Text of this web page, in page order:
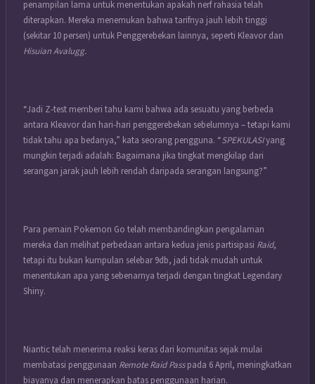
penampilan lama untuk menentukan apakah nerf rahasia telah
diterapkan. Mereka menemukan bahwa tarifnya jauh lebih tinggi
(sekitar 10 persen) untuk Penggerebekan lainnya, seperti Kleavor dan
Hisuian Avalugg.
“Jadi Z-test memberi tahu kami bahwa ada sesuatu yang berbeda
antara Kleavor dan hari-hari penggerebekan sebelumnya – tetapi kami
tidak tahu apa bedanya,” kata seorang pengguna. “SPEKULASIyang
mungkin terjadi adalah: Bagaimana jika tingkat mengkilap dari
serangan jarak jauh lebih rendah daripada serangan langsung?”
Para pemain Pokemon Go telah membandingkan pengalaman
mereka dan melihat perbedaan antara kedua jenis partisipasi Raid,
tetapi itu bukan kumpulan selebar 9db, jadi tidak mudah untuk
menentukan apa yang sebenarnya terjadi dengan tingkat Legendary
Shiny.
Niantic telah menerima reaksi keras dari komunitas sejak mulai
membatasi penggunaan Remote Raid Passpada 6 April, meningkatkan
biayanya dan menerapkan batas penggunaan harian.